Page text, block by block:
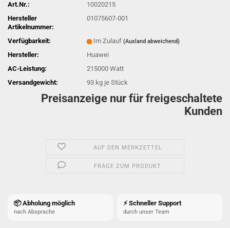
Art.Nr.:
10020215
Hersteller
Artikelnummer:
01075607-001
Verfügbarkeit: Im Zulauf (Ausland abweichend)
Hersteller:
Huawei
AC-Leistung:
215000 Watt
Versandgewicht:
93 kg je Stück
Preisanzeige nur für freigeschaltete
Kunden
AUF DEN MERKZETTEL
FRAGE ZUM PRODUKT
📦 Abholung möglich
nach Absprache
⚡ Schneller Support
durch unser Team